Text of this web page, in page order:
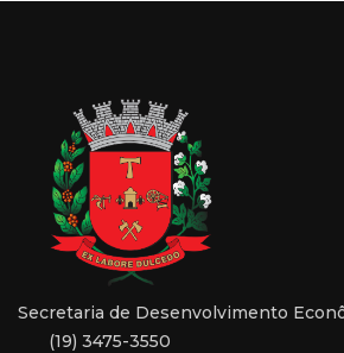
Secretaria de Desenvolvimento
(19) 3475-3550